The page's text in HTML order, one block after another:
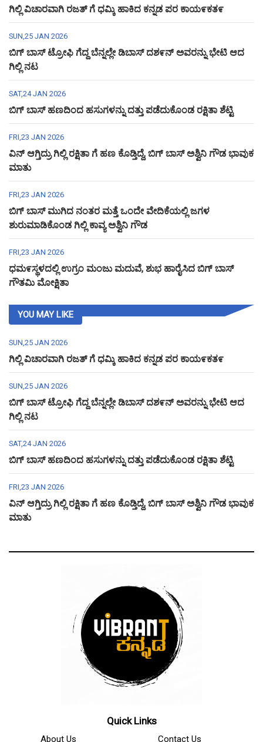
ಗಿಲ್ಲಿ ವಿಚಾರವಾಗಿ ರಜತ್ ಗೆ ಧಮ್ಕಿ ಹಾಕಿದ ಕನ್ನಡ ಪರ ಕಾಯ೯ಕತ೯
SUN,25 JAN 2026
ಬಿಗ್ ಬಾಸ್ ಟ್ರೋಫಿ ಗೆದ್ದ ಬೆನ್ನಲ್ಲೇ ಡಿಬಾಸ್ ದಶ೯ನ್ ಅವರನ್ನು ಭೇಟಿ ಆದ
ಗಿಲ್ಲಿ ನಟ
SAT,24 JAN 2026
ಬಿಗ್ ಬಾಸ್ ಹಣದಿಂದ ಹಸುಗಳನ್ನು ದತ್ತು ಪಡೆದುಕೊಂಡ ರಕ್ಷಿತಾ ಶೆಟ್ಟಿ
FRI,23 JAN 2026
ವಿನ್ ಆಗ್ತಿದ್ರು ಗಿಲ್ಲಿ ರಕ್ಷಿತಾ ಗೆ ಹಣ ಕೊಡ್ತಿದ್ದೆ, ಬಿಗ್ ಬಾಸ್ ಅಶ್ವಿನಿ ಗೌಡ ಭಾವುಕ
ಮಾತು
FRI,23 JAN 2026
ಬಿಗ್ ಬಾಸ್ ಮುಗಿದ ನಂತರ ಮತ್ತೆ ಒಂದೇ ವೇದಿಕೆಯಲ್ಲಿ ಜಗಳ
ಶುರುಮಾಡಿಕೊಂಡ ಗಿಲ್ಲಿ ಕಾವ್ಯ ಅಶ್ವಿನಿ ಗೌಡ
FRI,23 JAN 2026
ಧಮ೯ಸ್ಥಳದಲ್ಲಿ ಉಗ್ರಂ ಮಂಜು ಮದುವೆ, ಶುಭ ಹಾರೈಸಿದ ಬಿಗ್ ಬಾಸ್
ಗೌತಮಿ ಮೋಕ್ಷಿತಾ
YOU MAY LIKE
SUN,25 JAN 2026
ಗಿಲ್ಲಿ ವಿಚಾರವಾಗಿ ರಜತ್ ಗೆ ಧಮ್ಕಿ ಹಾಕಿದ ಕನ್ನಡ ಪರ ಕಾಯ೯ಕತ೯
SUN,25 JAN 2026
ಬಿಗ್ ಬಾಸ್ ಟ್ರೋಫಿ ಗೆದ್ದ ಬೆನ್ನಲ್ಲೇ ಡಿಬಾಸ್ ದಶ೯ನ್ ಅವರನ್ನು ಭೇಟಿ ಆದ
ಗಿಲ್ಲಿ ನಟ
SAT,24 JAN 2026
ಬಿಗ್ ಬಾಸ್ ಹಣದಿಂದ ಹಸುಗಳನ್ನು ದತ್ತು ಪಡೆದುಕೊಂಡ ರಕ್ಷಿತಾ ಶೆಟ್ಟಿ
FRI,23 JAN 2026
ವಿನ್ ಆಗ್ತಿದ್ರು ಗಿಲ್ಲಿ ರಕ್ಷಿತಾ ಗೆ ಹಣ ಕೊಡ್ತಿದ್ದೆ, ಬಿಗ್ ಬಾಸ್ ಅಶ್ವಿನಿ ಗೌಡ ಭಾವುಕ
ಮಾತು
Quick Links
About Us Contact Us